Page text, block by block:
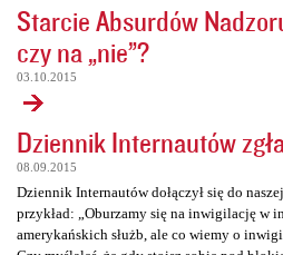
Starcie Absurdów
czy na „nie”?
03.10.2015
Dziennik Internautów
08.09.2015
Dziennik Internautów dołączył się do
przykład: „Oburzamy się na inwigilację w
amerykańskich służb, ale co wiemy o